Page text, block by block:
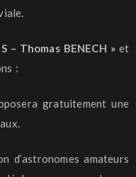
– Thomas BENECH »et
:
gratuitement une
d’astronomes amateurs